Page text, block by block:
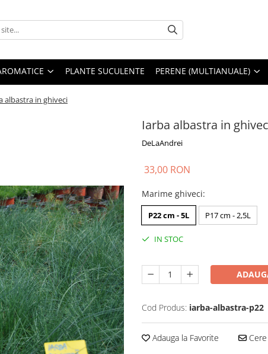
PLANTE SUCULENTE PERENE (MULTIANUALE)
albastra in ghiveci
Iarba albastra in
DeLaAndrei
33,00 RON
Marime ghiveci:
P22 cm - 5L P17 cm - 2,5L
IN STOC
Cod Produs: iarba-albastra-p22
Adauga la Favorite